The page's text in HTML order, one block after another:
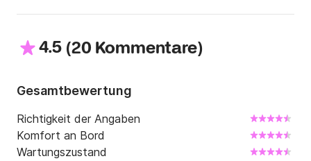
4.5 (20 Kommentare)
Gesamtbewertung
Richtigkeit der Angaben
Komfort an Bord
Wartungszustand